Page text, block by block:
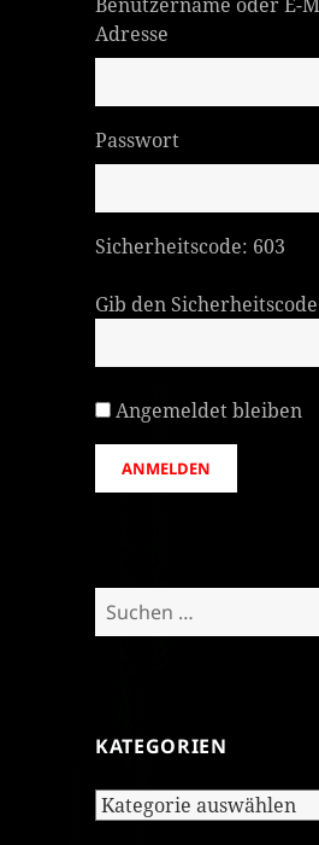
Adresse
Passwort
Sicherheitscode: 603
Gib den
Angemeldet bleiben
ANMELDEN
Suchen
nach:
KATEGORIEN
Kategorien